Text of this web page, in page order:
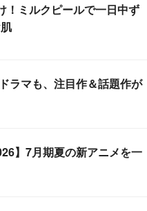
！ミルクピールで一日中ず
ラマも、注目作＆話題作が
】7月期夏の新アニメを一